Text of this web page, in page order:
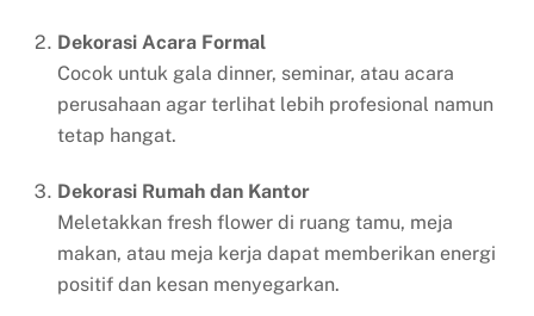
Dekorasi Acara Formal
Cocok untuk gala dinner, seminar, atau acara
perusahaan agar terlihat lebih profesional namun
tetap hangat.
Dekorasi Rumah dan Kantor
Meletakkan fresh flower di ruang tamu, meja
makan, atau meja kerja dapat memberikan energi
positif dan kesan menyegarkan.